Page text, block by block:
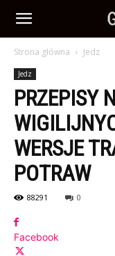
Strona główna Jedz
Jedz
PRZEPISY
WERSJE
POTRAW
88291 0
Facebook